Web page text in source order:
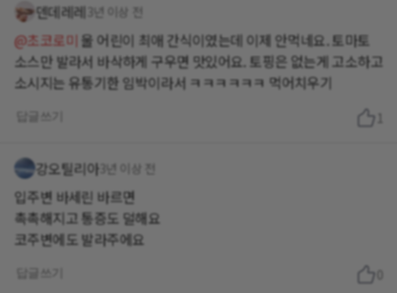
덴데레레 3년 이상 전
@초코로미 울 어린이 최애 간식이였는데 이제 안먹네요. 토마토
소스만 발라서 바삭하게 구우면 맛있어요. 토핑은 없는게 고소하고
소시지는 유통기한 임박이라서 ㅋㅋㅋㅋㅋㅋ 먹어치우기
1
강오틸리아 3년 이상 전
입주변 바세린 바르면
촉촉해지고 통증도 덜해요
코주변에도 발라주에요